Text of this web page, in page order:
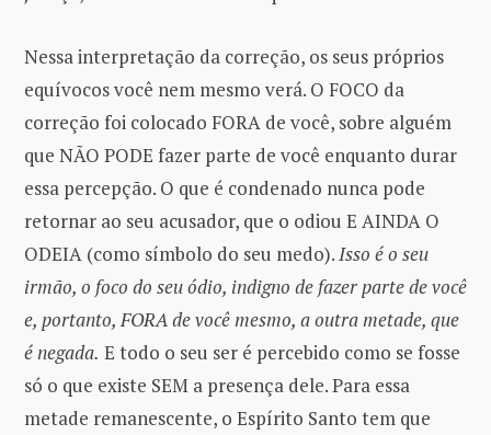
Nessa interpretação da correção, os seus próprios
equívocos você nem mesmo verá. O FOCO da
correção foi colocado FORA de você, sobre alguém
que NÃO PODE fazer parte de você enquanto durar
essa percepção. O que é condenado nunca pode
retornar ao seu acusador, que o odiou E AINDA O
ODEIA (como símbolo do seu medo). Isso é o seu
irmão, o foco do seu ódio, indigno de fazer parte de você
e, portanto, FORA de você mesmo, a outra metade, que
é negada. E todo o seu ser é percebido como se fosse
só o que existe SEM a presença dele. Para essa
metade remanescente, o Espírito Santo tem que